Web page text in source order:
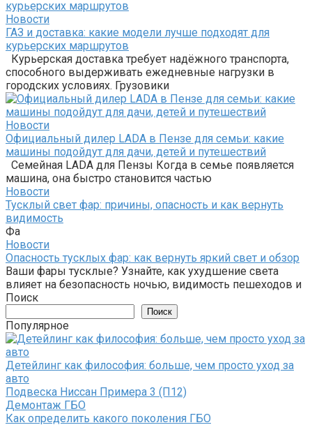
Новости
ГАЗ и доставка: какие модели лучше подходят для
курьерских маршрутов
Курьерская доставка требует надёжного транспорта,
способного выдерживать ежедневные нагрузки в
городских условиях. Грузовики
Новости
Официальный дилер LADA в Пензе для семьи: какие
машины подойдут для дачи, детей и путешествий
Семейная LADA для Пензы Когда в семье появляется
машина, она быстро становится частью
Новости
Тусклый свет фар: причины, опасность и как вернуть
видимость
Фа
Новости
Опасность тусклых фар: как вернуть яркий свет и обзор
Ваши фары тусклые? Узнайте, как ухудшение света
влияет на безопасность ночью, видимость пешеходов и
Поиск
Поиск
Популярное
Детейлинг как философия: больше, чем просто уход за
авто
Подвеска Ниссан Примера 3 (П12)
Демонтаж ГБО
Как определить какого поколения ГБО